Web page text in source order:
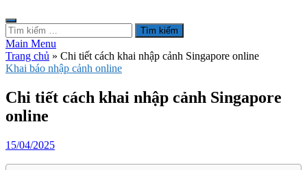
Tìm
kiếm
cho:
Main Menu
Trang chủ » Chi tiết cách khai nhập cảnh Singapore online
Khai báo nhập cảnh online
Chi tiết cách khai nhập cảnh Singapore
online
15/04/2025